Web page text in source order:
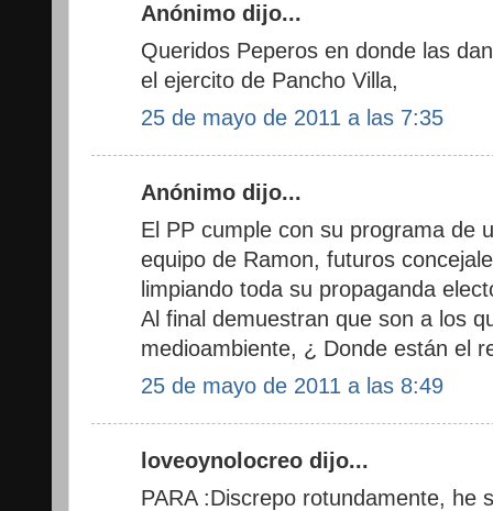
Anónimo dijo...
Queridos Peperos en donde las
el ejercito de Pancho Villa,
25 de mayo de 2011 a las 7:35
Anónimo dijo...
El PP cumple con su programa de
equipo de Ramon, futuros
limpiando toda su propaganda
Al final demuestran que son a los
medioambiente, ¿ Donde están el
25 de mayo de 2011 a las 8:49
loveoynolocreo dijo...
PARA :Discrepo rotundamente, he